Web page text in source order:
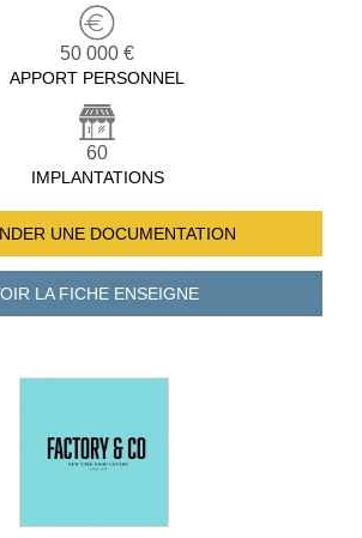
50 000 €
APPORT PERSONNEL
60
IMPLANTATIONS
UNE DOCUMENTATION
LA FICHEENSEIGNE